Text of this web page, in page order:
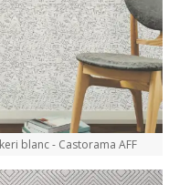
blanc - Castorama AFF